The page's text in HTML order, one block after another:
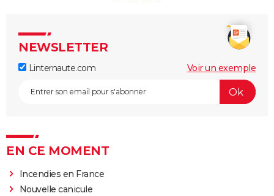
NEWSLETTER
Linternaute.com Voir un exemple
EN CE MOMENT
Incendies en France
Nouvelle canicule